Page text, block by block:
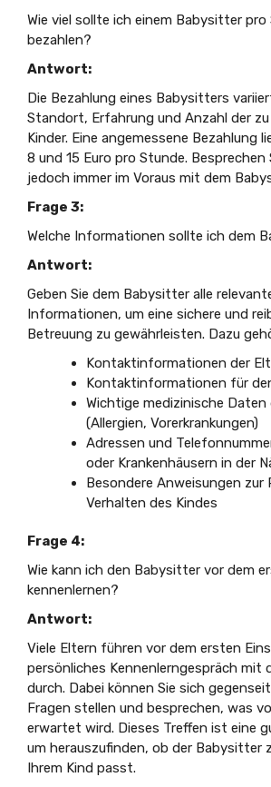
Wie viel sollte ich einem Babysitter pro
bezahlen?
Antwort:
Die Bezahlung eines Babysitters
Standort, Erfahrung und Anzahl der
Kinder. Eine angemessene Bezahlung
8 und 15 Euro pro Stunde. Besprechen
jedoch immer im Voraus mit dem
Frage 3:
Welche Informationen sollte ich dem
Antwort:
Geben Sie dem Babysitter alle
Informationen, um eine sichere und
Betreuung zu gewährleisten. Dazu
Kontaktinformationen der
Kontaktinformationen für
Wichtige medizinische Daten
(Allergien, Vorerkrankungen)
Adressen und
oder Krankenhäusern in der
Besondere Anweisungen zur
Verhalten des Kindes
Frage 4:
Wie kann ich den Babysitter vor dem
kennenlernen?
Antwort:
Viele Eltern führen vor dem ersten
persönliches Kennenlerngespräch mit
durch. Dabei können Sie sich
Fragen stellen und besprechen, was
erwartet wird. Dieses Treffen ist eine
um herauszufinden, ob der Babysitter
Ihrem Kind passt.